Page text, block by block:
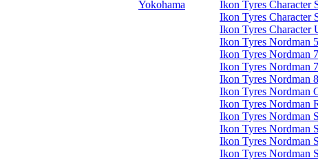
Yokohama
Ikon Tyres Character
Ikon Tyres Character
Ikon Tyres Character
Ikon Tyres Nordman 5
Ikon Tyres Nordman 7
Ikon Tyres Nordman
Ikon Tyres Nordman
Ikon Tyres Nordman
Ikon Tyres Nordman
Ikon Tyres Nordman
Ikon Tyres Nordman
Ikon Tyres Nordman
Ikon Tyres Nordman